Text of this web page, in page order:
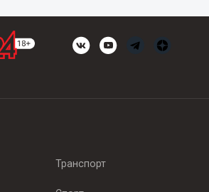
Транспорт